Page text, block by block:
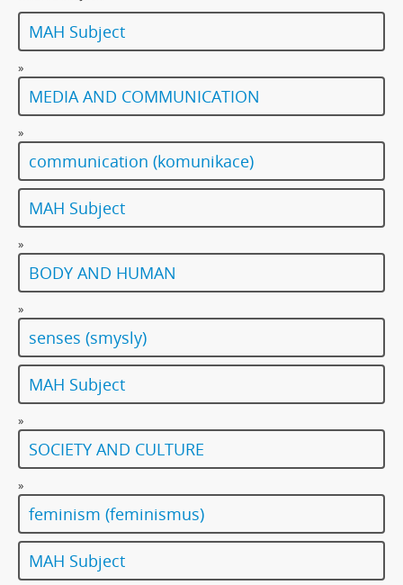
[Subseries] Tvář
[Subseries] Kontrasty života
[Subseries] Kosmické turbulence
[Subseries] Cosmos – Křižíkova fontána
MAH Subject
»
MEDIA AND COMMUNICATION
»
communication (komunikace)
MAH Subject
»
BODY AND HUMAN
»
senses (smysly)
MAH Subject
»
SOCIETY AND CULTURE
»
feminism (feminismus)
MAH Subject